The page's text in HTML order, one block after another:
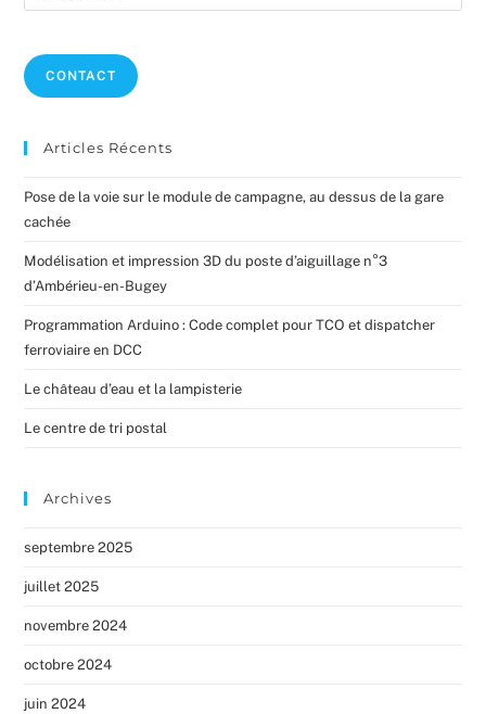
CONTACT
Articles Récents
Pose de la voie sur le module de campagne, au dessus de la gare
cachée
Modélisation et impression 3D du poste d’aiguillage n°3
d’Ambérieu-en-Bugey
Programmation Arduino : Code complet pour TCO et dispatcher
ferroviaire en DCC
Le château d’eau et la lampisterie
Le centre de tri postal
Archives
septembre 2025
juillet 2025
novembre 2024
octobre 2024
juin 2024